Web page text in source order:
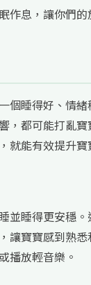
作息，讓你們的
個睡得好、情
，都可能打亂
就能有效提升寶
並睡得更安穩
讓寶寶感到熟
播放輕音樂。